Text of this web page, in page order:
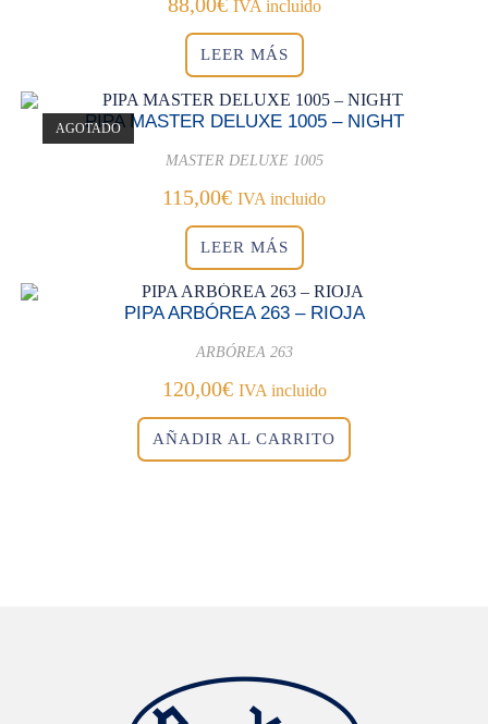
IVA incluido
LEER MÁS
AGOTADO
PIPA MASTER DELUXE 1005 – NIGHT
MASTER DELUXE 1005
115,00€ IVA incluido
LEER MÁS
PIPA ARBÓREA 263 – RIOJA
ARBÓREA 263
120,00€ IVA incluido
AÑADIR AL CARRITO